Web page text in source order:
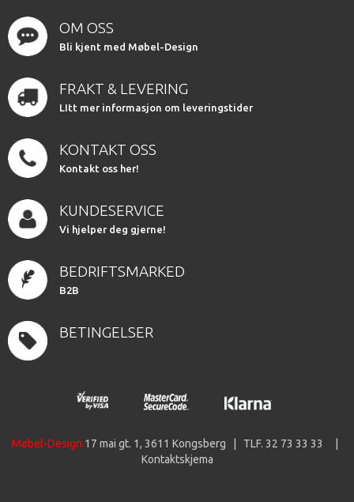
OM OSS
Bli kjent med Møbel-Design
FRAKT & LEVERING
LItt mer informasjon om leveringstider
KONTAKT OSS
Kontakt oss her!
KUNDESERVICE
Vi hjelper deg gjerne!
BEDRIFTSMARKED
B2B
BETINGELSER
Møbel-Design 17 mai gt. 1, 3611 Kongsberg | TLF. 32 73 33 33 |
Kontaktskjema